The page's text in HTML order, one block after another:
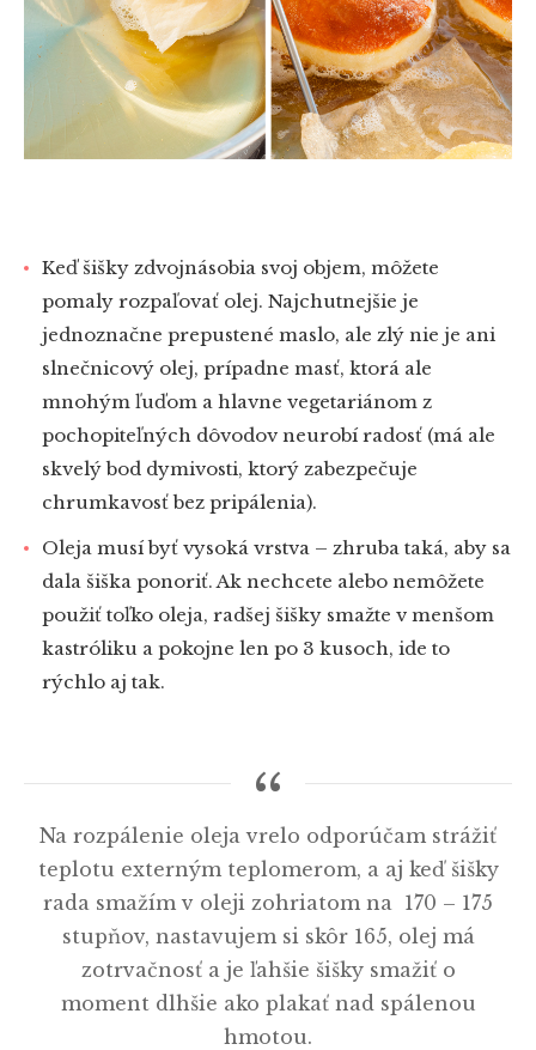
Keď šišky zdvojnásobia svoj objem, môžete
pomaly rozpaľovať olej. Najchutnejšie je
jednoznačne prepustené maslo, ale zlý nie je ani
slnečnicový olej, prípadne masť, ktorá ale
mnohým ľuďom a hlavne vegetariánom z
pochopiteľných dôvodov neurobí radosť (má ale
skvelý bod dymivosti, ktorý zabezpečuje
chrumkavosť bez pripálenia).
Oleja musí byť vysoká vrstva – zhruba taká, aby sa
dala šiška ponoriť. Ak nechcete alebo nemôžete
použiť toľko oleja, radšej šišky smažte v menšom
kastróliku a pokojne len po 3 kusoch, ide to
rýchlo aj tak.
Na rozpálenie oleja vrelo odporúčam strážiť
teplotu externým teplomerom, a aj keď šišky
rada smažím v oleji zohriatom na 170 – 175
stupňov, nastavujem si skôr 165, olej má
zotrvačnosť a je ľahšie šišky smažiť o
moment dlhšie ako plakať nad spálenou
hmotou.